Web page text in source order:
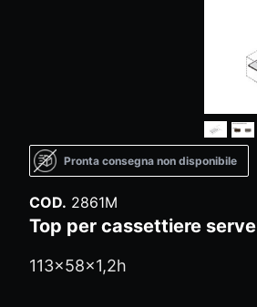
Pronta consegna non disponibile
COD. 2861M
Top per cassettiere
113x58x1,2h